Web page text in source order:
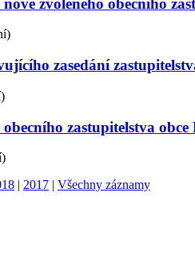
zasedání
obecního zastupitelstva
| 2017 | Všechny záznamy